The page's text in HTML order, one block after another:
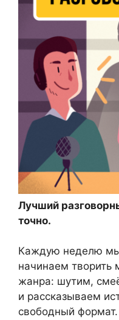
Лучший
точно.
Каждую неделю мы
начинаем творить
жанра: шутим,
и рассказываем
свободный